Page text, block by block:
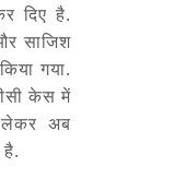
दिए है.
साजिश
गया.
केस में
अब